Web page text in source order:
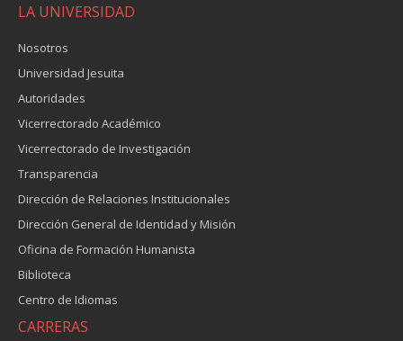
LA UNIVERSIDAD
Nosotros
Universidad Jesuita
Autoridades
Vicerrectorado Académico
Vicerrectorado de Investigación
Transparencia
Dirección de Relaciones Institucionales
Dirección General de Identidad y Misión
Oficina de Formación Humanista
Biblioteca
Centro de Idiomas
CARRERAS